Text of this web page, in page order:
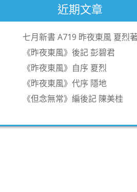
近期文章
七月新書 A719 昨夜東風 夏烈著
《昨夜東風》後記 彭碧君
《昨夜東風》自序 夏烈
《昨夜東風》代序 隱地
《但念無常》編後記 陳美桂